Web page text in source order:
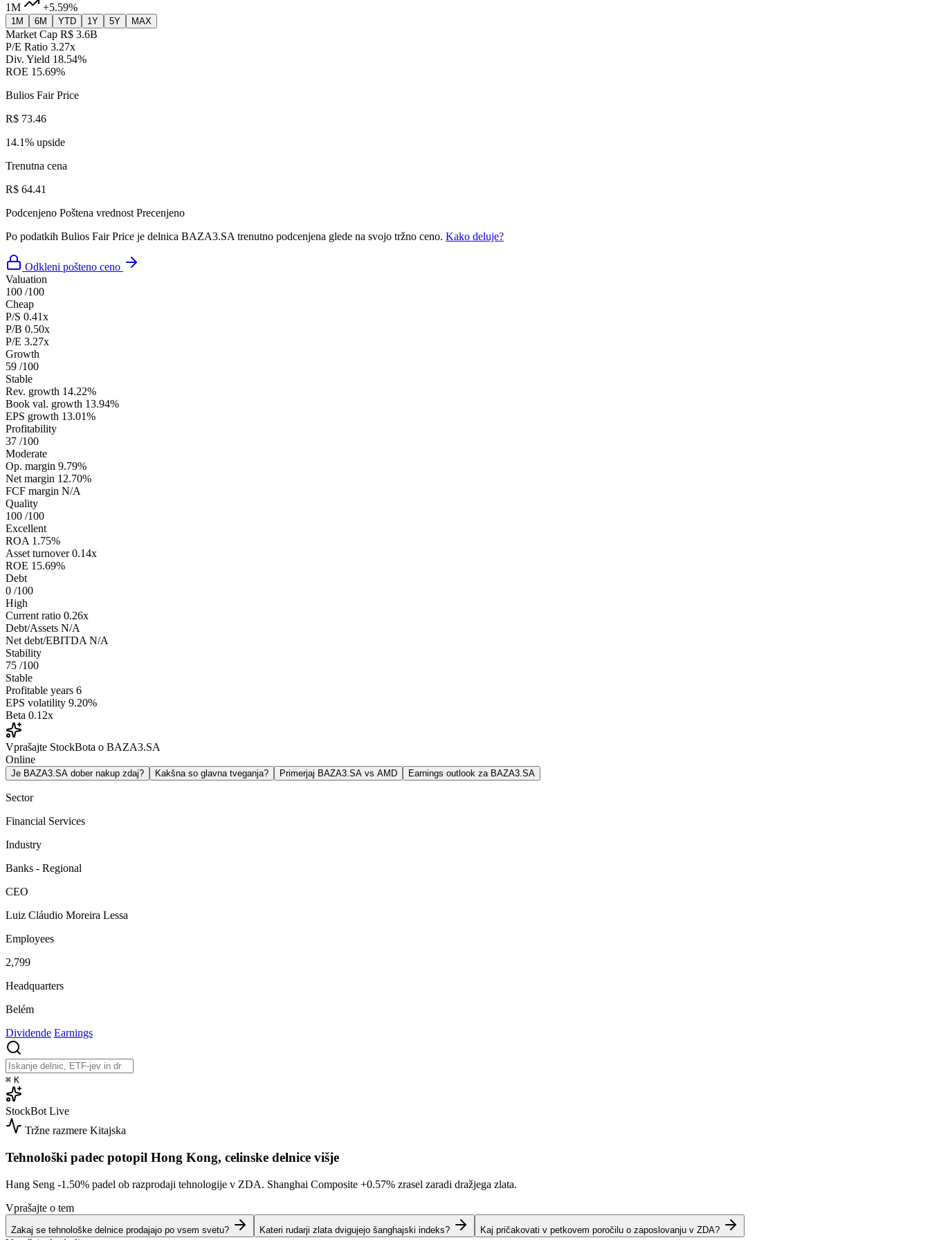
1M
+5.59%
1M 6M YTD 1Y 5Y MAX
Market Cap R$ 3.6B
P/E Ratio 3.27x
Div. Yield 18.54%
ROE 15.69%
Bulios Fair Price
R$ 73.46
14.1% upside
Trenutna cena
R$ 64.41
Podcenjeno Poštena vrednost Precenjeno
Po podatkih Bulios Fair Price je delnica BAZA3.SA trenutno podcenjena glede na svojo tržno ceno. Kako deluje?
Odkleni pošteno ceno
Valuation
100 /100
Cheap
P/S 0.41x
P/B 0.50x
P/E 3.27x
Growth
59 /100
Stable
Rev. growth 14.22%
Book val. growth 13.94%
EPS growth 13.01%
Profitability
37 /100
Moderate
Op. margin 9.79%
Net margin 12.70%
FCF margin N/A
Quality
100 /100
Excellent
ROA 1.75%
Asset turnover 0.14x
ROE 15.69%
Debt
0 /100
High
Current ratio 0.26x
Debt/Assets N/A
Net debt/EBITDA N/A
Stability
75 /100
Stable
Profitable years 6
EPS volatility 9.20%
Beta 0.12x
Vprašajte StockBota o BAZA3.SA
Online
Je BAZA3.SA dober nakup zdaj? Kakšna so glavna tveganja? Primerjaj BAZA3.SA vs AMD Earnings outlook za BAZA3.SA
Sector
Financial Services
Industry
Banks - Regional
CEO
Luiz Cláudio Moreira Lessa
Employees
2,799
Headquarters
Belém
Dividende Earnings
⌘ K
StockBot Live
Tržne razmere Kitajska
Tehnološki padec potopil Hong Kong, celinske delnice višje
Hang Seng -1.50% padel ob razprodaji tehnologije v ZDA. Shanghai Composite +0.57% zrasel zaradi dražjega zlata.
Vprašajte o tem
Zakaj se tehnološke delnice prodajajo po vsem svetu? Kateri rudarji zlata dvigujejo šanghajski indeks? Kaj pričakovati v petkovem poročilu o zaposlovanju v ZDA?